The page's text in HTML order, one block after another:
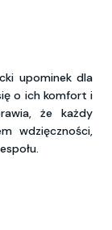
upominek dla
o ich komfort i
że każdy
wdzięczności,